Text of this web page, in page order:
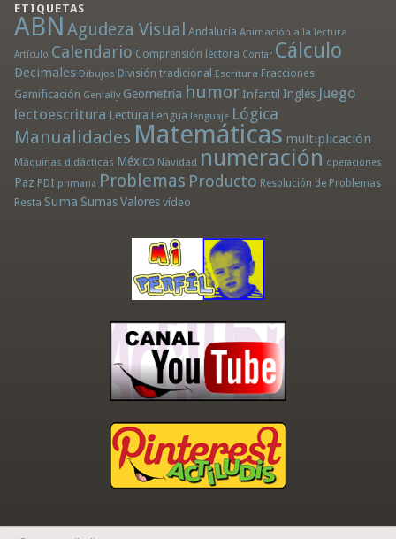
ETIQUETAS
ABN Agudeza Visual Andalucía Animación a la lectura
Artículo Calendario Comprensión lectora Contar Cálculo
Decimales Dibujos División tradicional Escritura Fracciones
Gamificación Genially Geometría humor Infantil Inglés Juego
lectoescritura Lectura Lengua lenguaje Lógica
Manualidades Matemáticas multiplicación
Máquinas didácticas México Navidad numeración operaciones
Paz PDI primaria Problemas Producto Resolución de Problemas
Resta Suma Sumas Valores vídeo